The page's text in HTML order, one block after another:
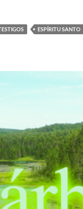
se Enfrentan a la
ESPÍRITU SANTO